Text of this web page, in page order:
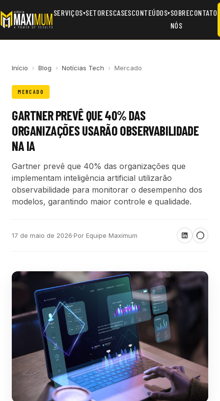
SERVIÇOS▾SETORESCASESCONTEÚDOS▾SOBRE
NÓS
CONTATO
Início › Blog › Notícias Tech › Mercado
MERCADO
GARTNER PREVÊ QUE 40% DAS
ORGANIZAÇÕES USARÃO OBSERVABILIDADE
NA IA
Gartner prevê que 40% das organizações que
implementam inteligência artificial utilizarão
observabilidade para monitorar o desempenho dos
modelos, garantindo maior controle e qualidade.
17 de maio de 2026·Por Equipe Maximum